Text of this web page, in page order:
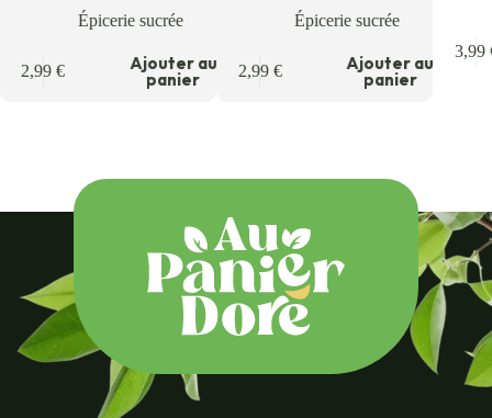
Épicerie sucrée
2,99€ Ajouter au
panier
Épicerie sucrée
2,99 € Ajouter au
panier
3,99